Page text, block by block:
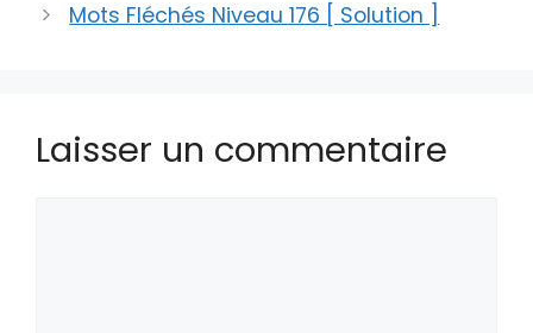
Mots Fléchés Niveau 176 [ Solution ]
Laisser un commentaire